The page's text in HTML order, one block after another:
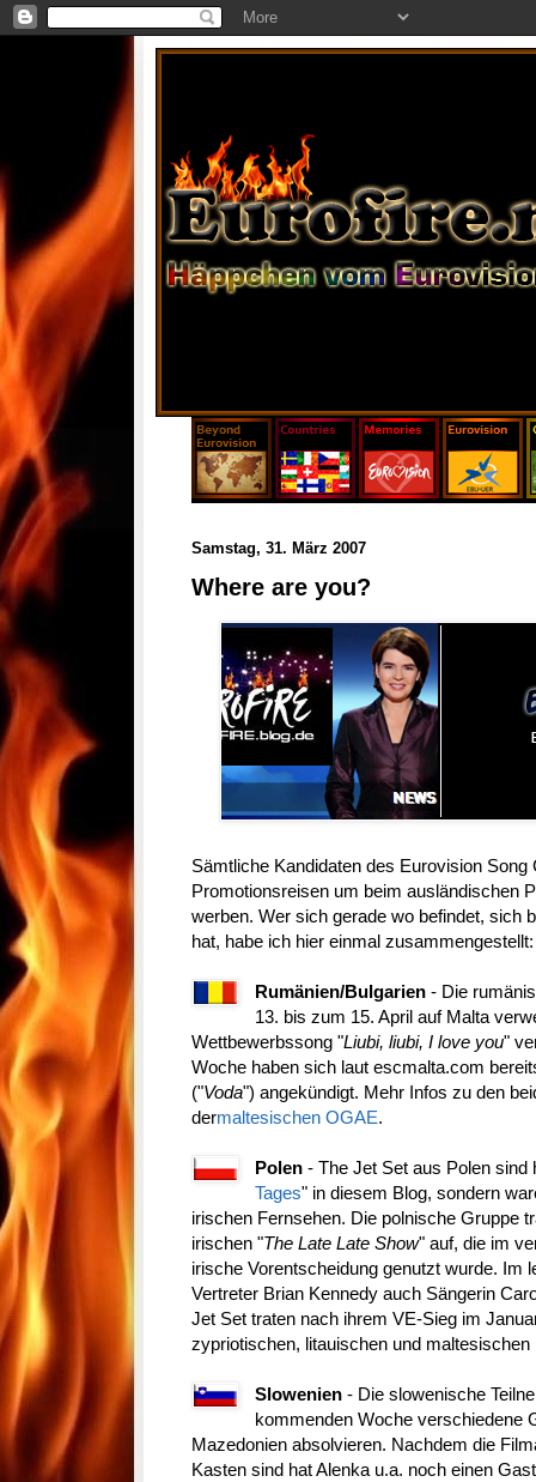
Samstag, 31. März 2007
Where are you?
Sämtliche Kandidaten des Eurovision
Promotionsreisen um beim ausländischen
werben. Wer sich gerade wo befindet, sich
hat, habe ich hier einmal zusammengestellt:
Rumänien/Bulgarien - Die
13. bis zum 15. April auf Malta
Wettbewerbssong "Liubi, liubi, I love you"
Woche haben sich laut escmalta.com
("Voda") angekündigt. Mehr Infos zu den
dermaltesischen OGAE.
Polen - The Jet Set aus Polen sind
Tages" in diesem Blog, sondern
irischen Fernsehen. Die polnische Gruppe
irischen "The Late Late Show" auf, die im
irische Vorentscheidung genutzt wurde. Im
Vertreter Brian Kennedy auch Sängerin
Jet Set traten nach ihrem VE-Sieg im
zypriotischen, litauischen und maltesischen
Slowenien - Die slowenische
kommenden Woche verschiedene
Mazedonien absolvieren. Nachdem die
Kasten sind hat Alenka u.a. noch einen